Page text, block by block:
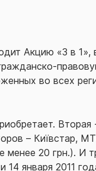
Акцию «3 в
во всех
– Київстар,
20 грн.). И
января 2011